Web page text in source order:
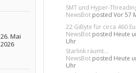
26. Mai
2026
SMT und Hyper-
NewsBot postedVor 57
22 GiByte für circa 460
NewsBot posted Heute
Uhr
Starlink räumt...
NewsBot posted Heute
Uhr